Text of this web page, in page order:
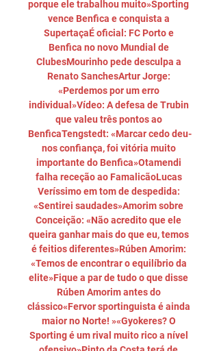
porque ele trabalhou muito»Sporting
vence Benfica e conquista a
SupertaçaÉ oficial: FC Porto e
Benfica no novo Mundial de
ClubesMourinho pede desculpa a
Renato SanchesArtur Jorge:
«Perdemos por um erro
individual»Vídeo: A defesa de Trubin
que valeu três pontos ao
BenficaTengstedt: «Marcar cedo deu-
nos confiança, foi vitória muito
importante do Benfica»Otamendi
falha receção ao FamalicãoLucas
Veríssimo em tom de despedida:
«Sentirei saudades»Amorim sobre
Conceição: «Não acredito que ele
queira ganhar mais do que eu, temos
é feitios diferentes»Rúben Amorim:
«Temos de encontrar o equilíbrio da
elite»Fique a par de tudo o que disse
Rúben Amorim antes do
clássico«Fervor sportinguista é ainda
maior no Norte! »«Gyokeres? O
Sporting é um rival muito rico a nível